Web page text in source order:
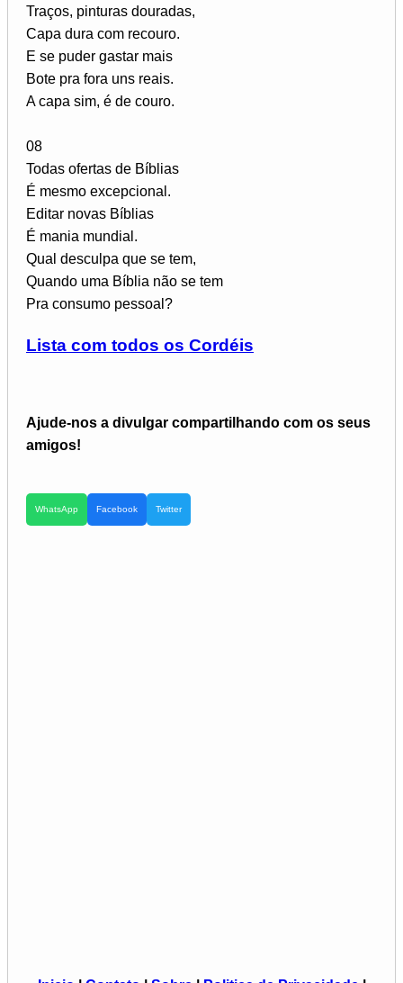
Traços, pinturas douradas,
Capa dura com recouro.
E se puder gastar mais
Bote pra fora uns reais.
A capa sim, é de couro.
08
Todas ofertas de Bíblias
É mesmo excepcional.
Editar novas Bíblias
É mania mundial.
Qual desculpa que se tem,
Quando uma Bíblia não se tem
Pra consumo pessoal?
Lista com todos os Cordéis
Ajude-nos a divulgar compartilhando com os seus
amigos!
WhatsApp Facebook Twitter